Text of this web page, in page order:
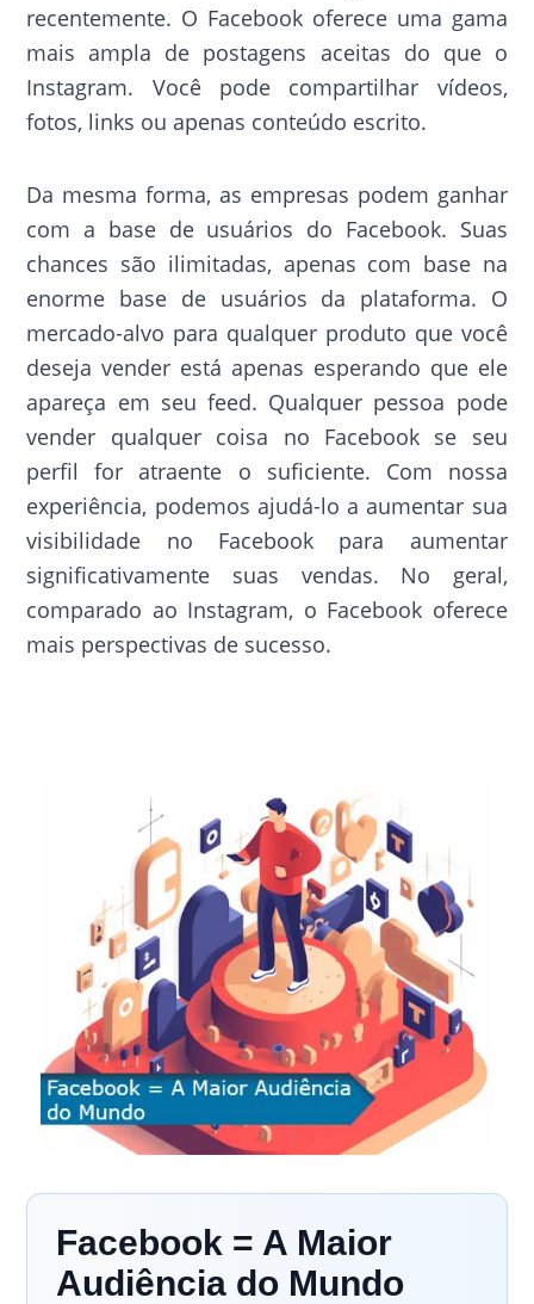
recentemente. O Facebook oferece uma gama
mais ampla de postagens aceitas do que o
Instagram. Você pode compartilhar vídeos,
fotos, links ou apenas conteúdo escrito.
Da mesma forma, as empresas podem ganhar
com a base de usuários do Facebook. Suas
chances são ilimitadas, apenas com base na
enorme base de usuários da plataforma. O
mercado-alvo para qualquer produto que você
deseja vender está apenas esperando que ele
apareça em seu feed. Qualquer pessoa pode
vender qualquer coisa no Facebook se seu
perfil for atraente o suficiente. Com nossa
experiência, podemos ajudá-lo a aumentar sua
visibilidade no Facebook para aumentar
significativamente suas vendas. No geral,
comparado ao Instagram, o Facebook oferece
mais perspectivas de sucesso.
Facebook = A Maior
Audiência do Mundo